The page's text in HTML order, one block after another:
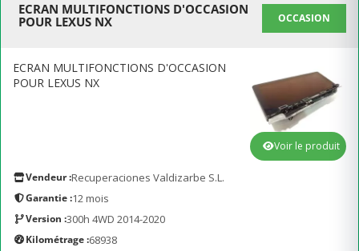
ECRAN MULTIFONCTIONS D'OCCASION
POUR LEXUS NX
OCCASION
ECRAN MULTIFONCTIONS D'OCCASION
POUR LEXUS NX
Vendeur :Recuperaciones Valdizarbe S.L.
Garantie :12 mois
Version :300h 4WD 2014-2020
Kilométrage :68938
Voir le produit